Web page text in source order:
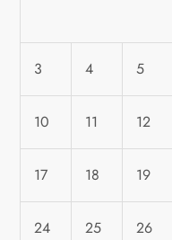
n
3 4 5
10 11 12
17 18 19
24 25 26